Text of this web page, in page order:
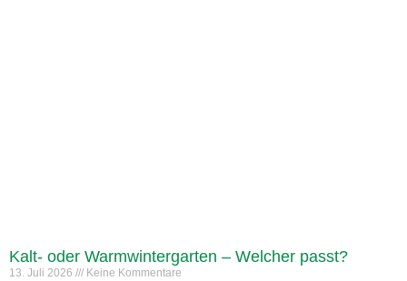
Kalt- oder Warmwintergarten – Welcher passt?
13. Juli 2026 Keine Kommentare